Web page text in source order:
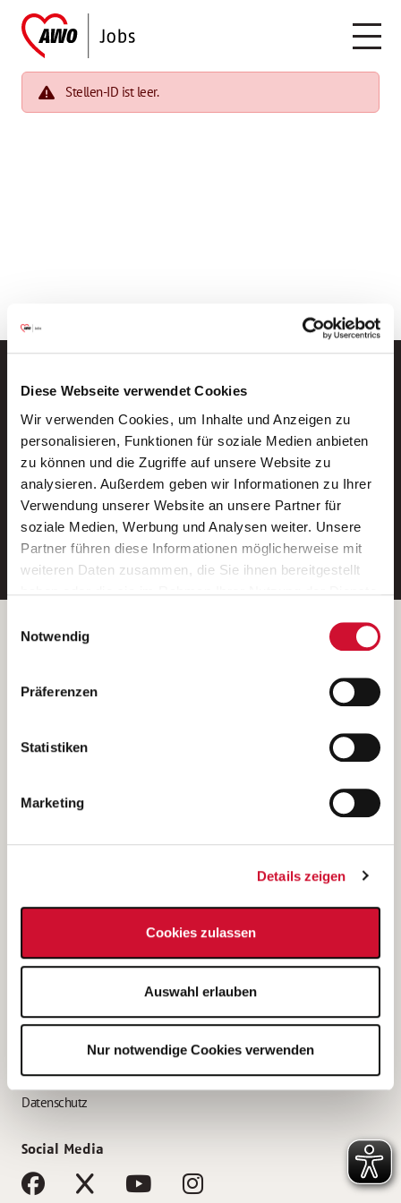
Diese Webseite verwendet Cookies
Wir verwenden Cookies, um Inhalte und Anzeigen zu
personalisieren, Funktionen für soziale Medien anbieten
zu können und die Zugriffe auf unsere Website zu
analysieren. Außerdem geben wir Informationen zu Ihrer
Verwendung unserer Website an unsere Partner für
soziale Medien, Werbung und Analysen weiter. Unsere
Partner führen diese Informationen möglicherweise mit
weiteren Daten zusammen, die Sie ihnen bereitgestellt
Wenn Sie auf „Cookies zulassen“ klicken, so stimmen
Sie der Speicherung sämtlicher Cookies zu. Sie können
Ihre Einwilligung selbstverständlich jederzeit widerrufen,
indem Sie die Cookie-Einstellungen aufrufen und diese
unsererDatenschutzerklärung
Notwendig
Präferenzen
Statistiken
Marketing
Details zeigen
Cookies zulassen
Auswahl erlauben
Nur notwendige Cookies verwenden
Stellen-ID ist leer.
Neue Stellen per E-Mail.
Ein kostenloser Service von AWO
Jobs.
E-Mail-Adresse eintragen
Betreiber der Webseite
Kantstraße 45a
(Ein Tochterunternehmen des AWO Bezirksverbandes Unterfranken
e.V.)
Bewerbung als Altenpflegehelfer*in
Bewerbung als Erzieher*in
AWO Gliederungen nach Bundesland
Impressum
Datenschutz
Social Media